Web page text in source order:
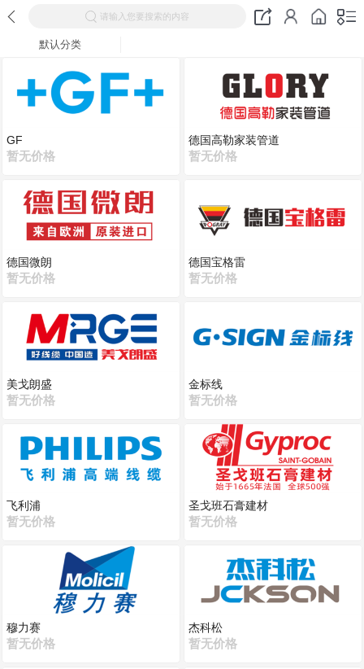
请输入您要搜索的内容
默认分类
GF
暂无价格
德国微朗
暂无价格
美戈朗盛
暂无价格
飞利浦
暂无价格
穆力赛
暂无价格
德国高勒家装管道
暂无价格
德国宝格雷
暂无价格
金标线
暂无价格
圣戈班石膏建材
暂无价格
杰科松
暂无价格